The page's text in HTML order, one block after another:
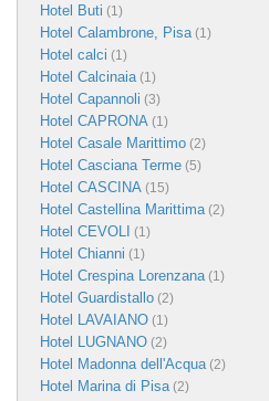
Hotel Buti (1)
Hotel Calambrone, Pisa(1)
Hotel calci (1)
Hotel Calcinaia(1)
Hotel Capannoli (3)
Hotel CAPRONA (1)
Hotel Casale Marittimo (2)
Hotel Casciana Terme (5)
Hotel CASCINA (15)
Hotel Castellina Marittima(2)
Hotel CEVOLI (1)
Hotel Chianni (1)
Hotel Crespina Lorenzana(1)
Hotel Guardistallo (2)
Hotel LAVAIANO (1)
Hotel LUGNANO (2)
Hotel Madonna dell'Acqua(2)
Hotel Marina di Pisa(2)